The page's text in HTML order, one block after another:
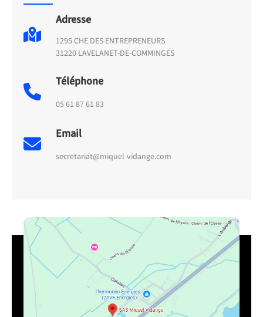
Adresse
1295 CHE DES ENTREPRENEURS
31220 LAVELANET-DE-COMMINGES
Téléphone
05 61 87 61 83
Email
secretariat@miquel-vidange.com